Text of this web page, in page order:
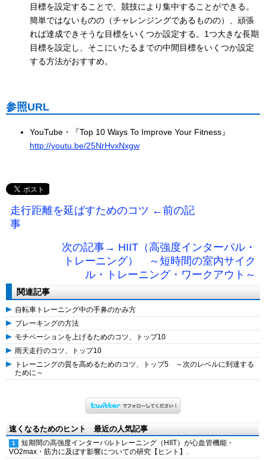
目標を設定することで、競技により集中することができる。
簡単ではないものの（チャレンジングであるものの）、頑張
れば達成できそうな目標をいくつか設定する。1つ大きな長期
目標を設定し、そこにいたるまでの中間目標をいくつか設定
する方法がおすすめ。
参照URL
YouTube・『Top 10 Ways To Improve Your Fitness』
http://youtu.be/25NrHvxNxgw
走行距離を延ばすためのコツ ←前の記
事
次の記事→ HIIT（高強度インターバル・
トレーニング） ～短時間の室内サイク
ル・トレーニング・ワークアウト～
関連記事
自転車トレーニング中の手鼻のかみ方
ブレーキングの方法
モチベーションを上げるためのコツ、トップ10
雨天走行のコツ、トップ10
トレーニングの質を高めるためのコツ、トップ5 ～次のレベルに到達する
ために～
速くなるためのヒント 最近の人気記事
短期間の高強度インターバルトレーニング（HIIT）が心血管機能・
VO2max・筋力に及ぼす影響についての研究【ヒント】.